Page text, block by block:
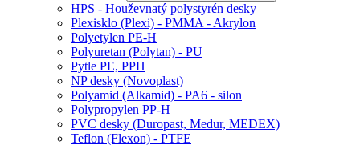
HPS - Houževnatý polystyrén desky
Plexisklo (Plexi) - PMMA - Akrylon
Polyetylen PE-H
Polyuretan (Polytan) - PU
Pytle PE, PPH
NP desky (Novoplast)
Polyamid (Alkamid) - PA6 - silon
Polypropylen PP-H
PVC desky (Duropast, Medur, MEDEX)
Teflon (Flexon) - PTFE